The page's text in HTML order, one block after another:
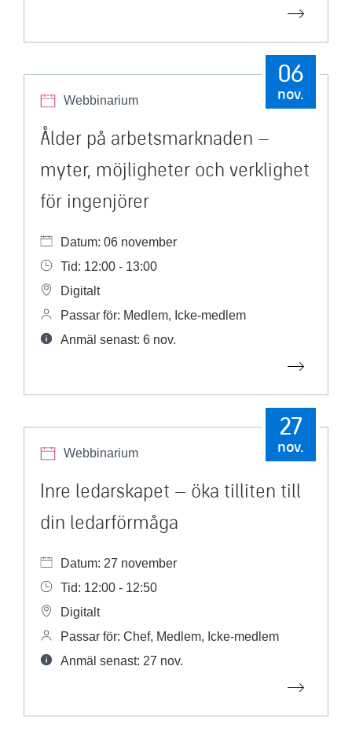
Webbinarium
06
nov.
Ålder på arbetsmarknaden –
myter, möjligheter och verklighet
för ingenjörer
Datum: 06 november
Tid: 12:00 - 13:00
Digitalt
Passar för: Medlem, Icke-medlem
Anmäl senast: 6 nov.
Webbinarium
27
nov.
Inre ledarskapet – öka tilliten till
din ledarförmåga
Datum: 27 november
Tid: 12:00 - 12:50
Digitalt
Passar för: Chef, Medlem, Icke-medlem
Anmäl senast: 27 nov.